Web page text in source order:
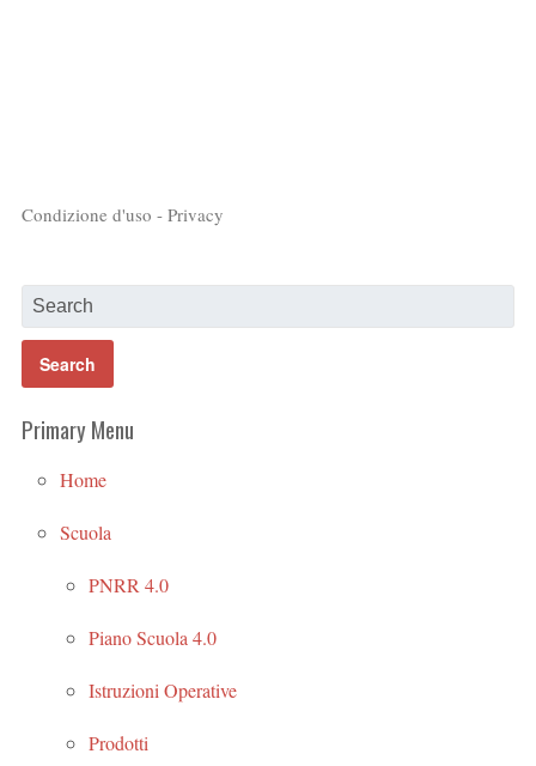
Condizione d'uso - Privacy
Primary Menu
Home
Scuola
PNRR 4.0
Piano Scuola 4.0
Istruzioni Operative
Prodotti